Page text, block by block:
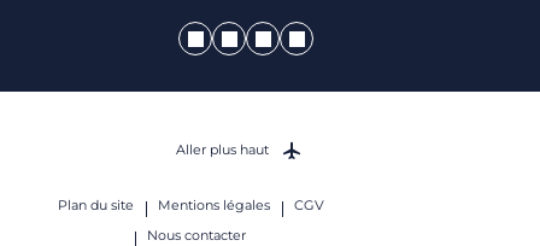
Plan du site Mentions légales
CGV
Nous contacter
Aller plus haut